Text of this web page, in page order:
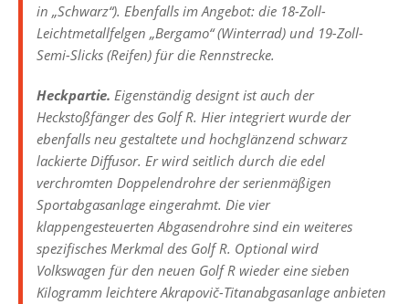
in „Schwarz“). Ebenfalls im Angebot: die 18-Zoll-
Leichtmetallfelgen „Bergamo“ (Winterrad) und 19-Zoll-
Semi-Slicks (Reifen) für die Rennstrecke.
Heckpartie. Eigenständig designt ist auch der
Heckstoßfänger des Golf R. Hier integriert wurde der
ebenfalls neu gestaltete und hochglänzend schwarz
lackierte Diffusor. Er wird seitlich durch die edel
verchromten Doppelendrohre der serienmäßigen
Sportabgasanlage eingerahmt. Die vier
klappengesteuerten Abgasendrohre sind ein weiteres
spezifisches Merkmal des Golf R. Optional wird
Volkswagen für den neuen Golf R wieder eine sieben
Kilogramm leichtere Akrapovič-Titanabgasanlage anbieten